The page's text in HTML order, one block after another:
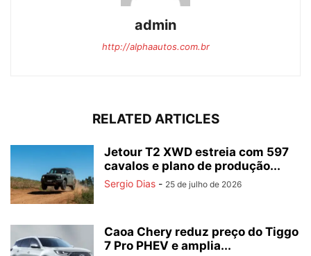
admin
http://alphaautos.com.br
RELATED ARTICLES
Jetour T2 XWD estreia com 597
cavalos e plano de produção...
Sergio Dias - 25 de julho de 2026
Caoa Chery reduz preço do Tiggo
7 Pro PHEV e amplia...